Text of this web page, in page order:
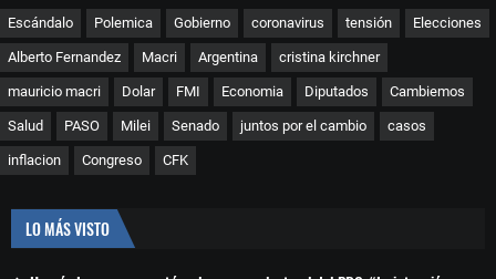
Escándalo Polemica Gobierno coronavirus tensión Elecciones
Alberto Fernandez Macri Argentina cristina kirchner
mauricio macri Dolar FMI Economia Diputados Cambiemos
Salud PASO Milei Senado juntos por el cambio casos
inflacion Congreso CFK
LO MÁS VISTO